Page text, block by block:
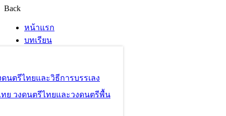
Back
หน้าแรก
บทเรียน
ดนตรีไทยและวิธีการบรรเลง
ทย วงดนตรีไทยและวงดนตรีพื้น